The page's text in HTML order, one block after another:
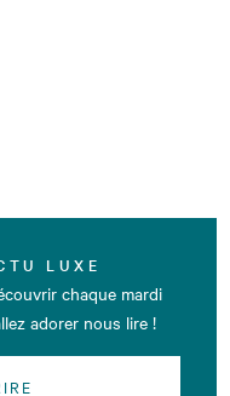
LUXE
chaque mardi
adorer nous lire !